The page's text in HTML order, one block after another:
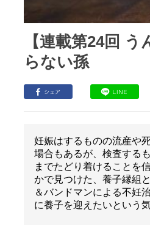
【連載第24回
らない孫
妊娠はするものの流産や
場合もあるが、検査する
までたどり着けることを
かで見つけた、養子縁組
＆バンドマンによる不妊
に養子を迎えたいという